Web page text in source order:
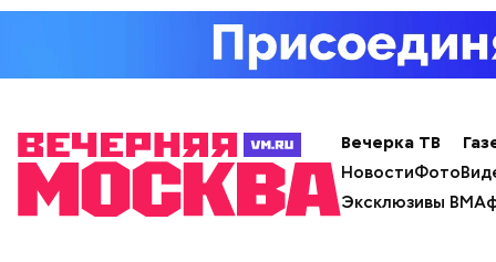
Вечерка ТВ
НовостиФото
Эксклюзивы ВМ
Кто
Школы